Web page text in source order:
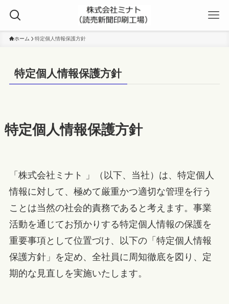
ホーム 特定個人情報保護方針
特定個人情報保護方針
特定個人情報保護方針
「株式会社ミナト 」（以下、当社）は、特定個人
情報に対して、極めて厳重かつ適切な管理を行う
ことは当然の社会的責務であると考えます。事業
活動を通じてお預かりする特定個人情報の保護を
重要事項として位置づけ、以下の「特定個人情報
保護方針」を定め、全社員に周知徹底を図り、定
期的な見直しを実施いたします。